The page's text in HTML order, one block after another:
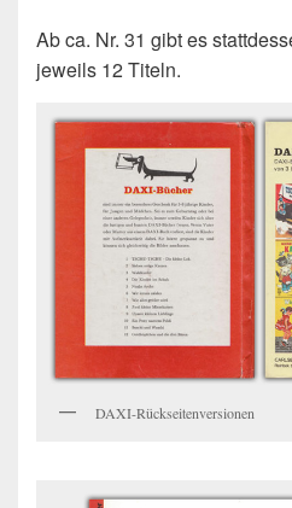
Ab ca. Nr. 31 gibt es
jeweils 12 Titeln.
DAXI-Rückseitenversionen